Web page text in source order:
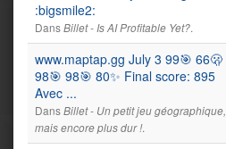
:bigsmile2:
DansBillet - Is AI Profitable Yet?.
www.maptap.gg July 3 99🎯 66🫢
98🎯 98🎯 80✨ Final score: 895
Avec ...
DansBillet - Un petit jeu géographique,
mais encore plus dur !.